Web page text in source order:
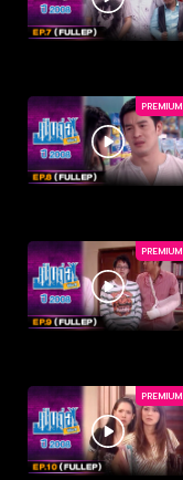
PREMIUM
PREMIUM
PREMIUM